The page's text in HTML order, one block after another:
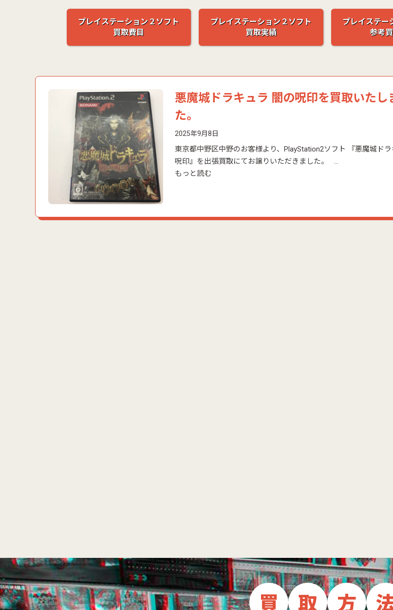
プレイステーション２ソフト
買取費目
プレイステーション２ソフト
買取実績
プレイステー
参考
悪魔城ドラキュラ 闇の呪印を買取いたし
た。
2025年9月8日
東京都中野区中野のお客様より、PlayStation2ソフト 『悪魔城ド
呪印』を出張買取にてお譲りいただきました。 …
もっと読む
買 取 方